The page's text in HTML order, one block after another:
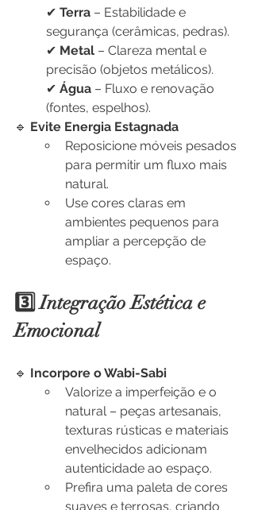
✔ Terra – Estabilidade e
segurança (cerâmicas, pedras).
✔ Metal – Clareza mental e
precisão (objetos metálicos).
✔ Água – Fluxo e renovação
(fontes, espelhos).
🔹 Evite Energia Estagnada
Reposicione móveis pesados
para permitir um fluxo mais
natural.
Use cores claras em
ambientes pequenos para
ampliar a percepção de
espaço.
3️⃣ Integração Estética e
Emocional
🔹 Incorpore o Wabi-Sabi
Valorize a imperfeição e o
natural – peças artesanais,
texturas rústicas e materiais
envelhecidos adicionam
autenticidade ao espaço.
Prefira uma paleta de cores
suaves e terrosas, criando